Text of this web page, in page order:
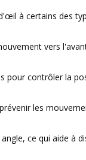
à certains des
vers
pour contrôler la
les
ce qui aide à